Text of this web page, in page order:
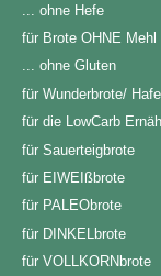
... ohne Hefe
für Brote OHNE Mehl
... ohne Gluten
für Wunderbrote/
für die LowCarb
für Sauerteigbrote
für EIWEIßbrote
für PALEObrote
für DINKELbrote
für VOLLKORNbrote